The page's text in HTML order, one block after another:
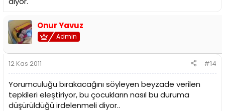
Onur Yavuz
Admin
12 Kas 2011 #14
Yorumculuğu bırakacağını söyleyen beyzade verilen
tepkileri eleştiriyor, bu çocukların nasıl bu duruma
düşürüldüğü irdelenmeli diyor..